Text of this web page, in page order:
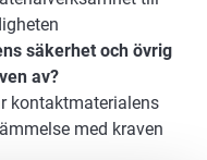
säkerhet och övrig
av?
kontaktmaterialens
med kraven